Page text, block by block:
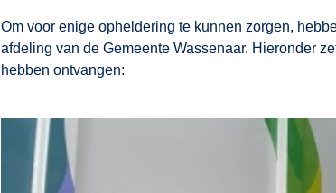
Om voor enige opheldering te kunnen zorgen,
afdeling van de Gemeente Wassenaar. Hieronder
hebben ontvangen: